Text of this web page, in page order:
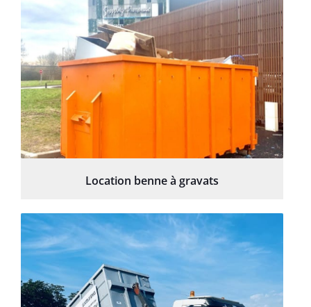
Location benne à gravats